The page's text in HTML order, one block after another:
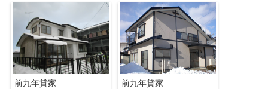
前九年貸家 前九年貸家